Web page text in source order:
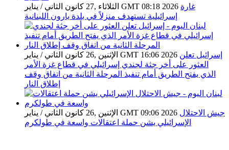
الثلاثاء ,27 كانون الثاني / يناير GMT 08:18 2026 غارة
إسرائيلية تستهدف منزلاً في بلدة يارون اللبنانية
الإثنين ,26 كانون الثاني / يناير GMT 16:06 2026 إسرائيل تعلن
العثور على أخر جثة لجندي إسرائيلي في قطاع غزة الأمر
الذي يفتح الطريق أمام تنفيذ المرحلة الثانية من اتفاق وقف
إطلاق النار
الإثنين ,26 كانون الثاني / يناير GMT 09:06 2026 جيش الاحتلال
الإسرائيلي يشن حملة اعتقالات واسعة في طولكرم